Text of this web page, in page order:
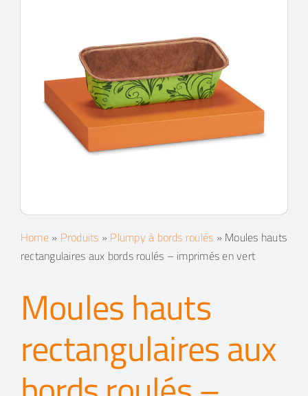
Recherche
Home» Produits » Plumpy à bords roulés » Moules hauts
rectangulaires aux bords roulés – imprimés en vert
Moules hauts
rectangulaires aux